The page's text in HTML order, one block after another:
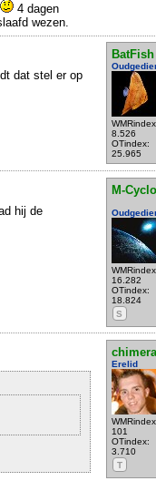
4 dagen
wezen.
BatFish
8.526
OTindex:
25.965
dat stel er op
M-
16.282
OTindex:
18.824
S
hij de
chimera
Erelid
101
OTindex:
3.710
T